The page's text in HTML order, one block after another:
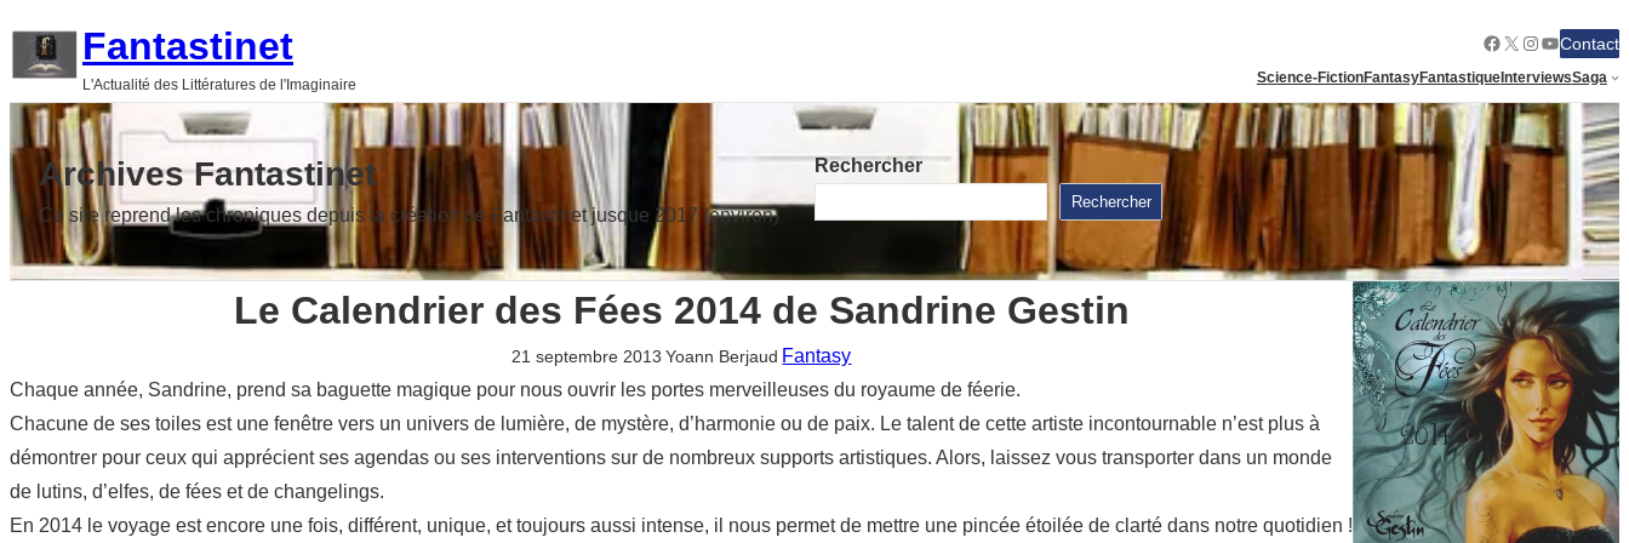
Fantastinet
L'Actualité des Littératures de l'Imaginaire
Facebook
X Instagram
YouTube
Contact
Science-FictionFantasyFantastiqueInterviewsSaga
Archives Fantastinet
Ce site reprend les chroniques depuis la création de Fantastinet jusque 2017 (environ)
Rechercher
Rechercher
Le Calendrier des Fées 2014 de Sandrine Gestin
21 septembre 2013 Yoann Berjaud Fantasy
Chaque année, Sandrine, prend sa baguette magique pour nous ouvrir les portes merveilleuses du royaume de féerie.
Chacune de ses toiles est une fenêtre vers un univers de lumière, de mystère, d’harmonie ou de paix. Le talent de cette artiste incontournable n’est plus à
démontrer pour ceux qui apprécient ses agendas ou ses interventions sur de nombreux supports artistiques. Alors, laissez vous transporter dans un monde
de lutins, d’elfes, de fées et de changelings.
En 2014 le voyage est encore une fois, différent, unique, et toujours aussi intense, il nous permet de mettre une pincée étoilée de clarté dans notre quotidien !